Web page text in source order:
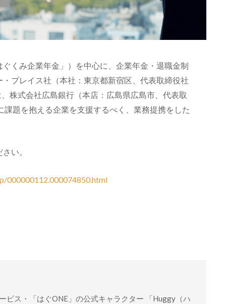
くみ企業年金」）を中心に、企業年金・退職金制
プレイス社（本社：東京都新宿区、代表取締役社
株式会社広島銀行（本店：広島県広島市、代表取
題を抱える企業を支援するべく、業務提携をした
い。
000000112.000074850.html
ビス・「はぐONE」の公式キャラクター 「Huggy（ハ